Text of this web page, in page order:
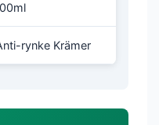
rynke Krämer